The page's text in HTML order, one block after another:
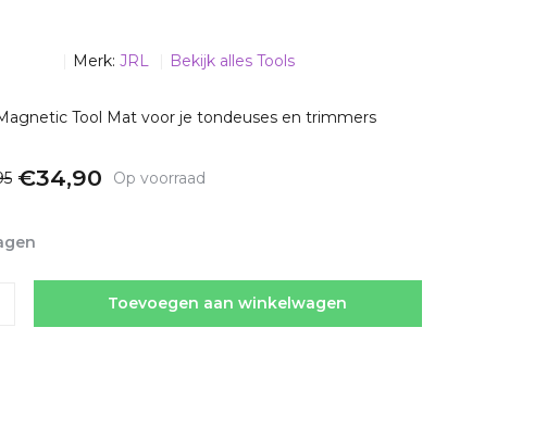
Merk: JRL Bekijk alles Tools
Tool Mat voor je tondeuses en trimmers
€34,90 Op voorraad
Toevoegen aan winkelwagen